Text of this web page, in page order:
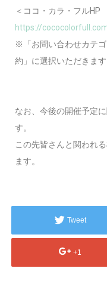
＜ココ・カラ・フル
https://
※「お問い合わせカテ
約」に選択いただきま
なお、今後の開催予定
す。
この先皆さんと関われ
ます。
Tweet
+1